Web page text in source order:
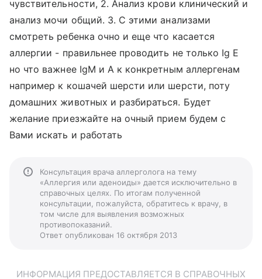
чувствительности, 2. Анализ крови клинический и
анализ мочи общий. 3. С этими анализами
смотреть ребенка очно и еще что касается
аллергии - правильнее проводить не только Ig E
но что важнее IgM и A к конкретным аллергенам
например к кошачей шерсти или шерсти, поту
домашних животных и разбираться. Будет
желание приезжайте на очный прием будем с
Вами искать и работать
Консультация врача аллерголога на тему
«Аллергия или аденоиды» дается исключительно в
справочных целях. По итогам полученной
консультации, пожалуйста, обратитесь к врачу, в
том числе для выявления возможных
противопоказаний.
Ответ опубликован 16 октября 2013
ИНФОРМАЦИЯ ПРЕДОСТАВЛЯЕТСЯ В СПРАВОЧНЫХ